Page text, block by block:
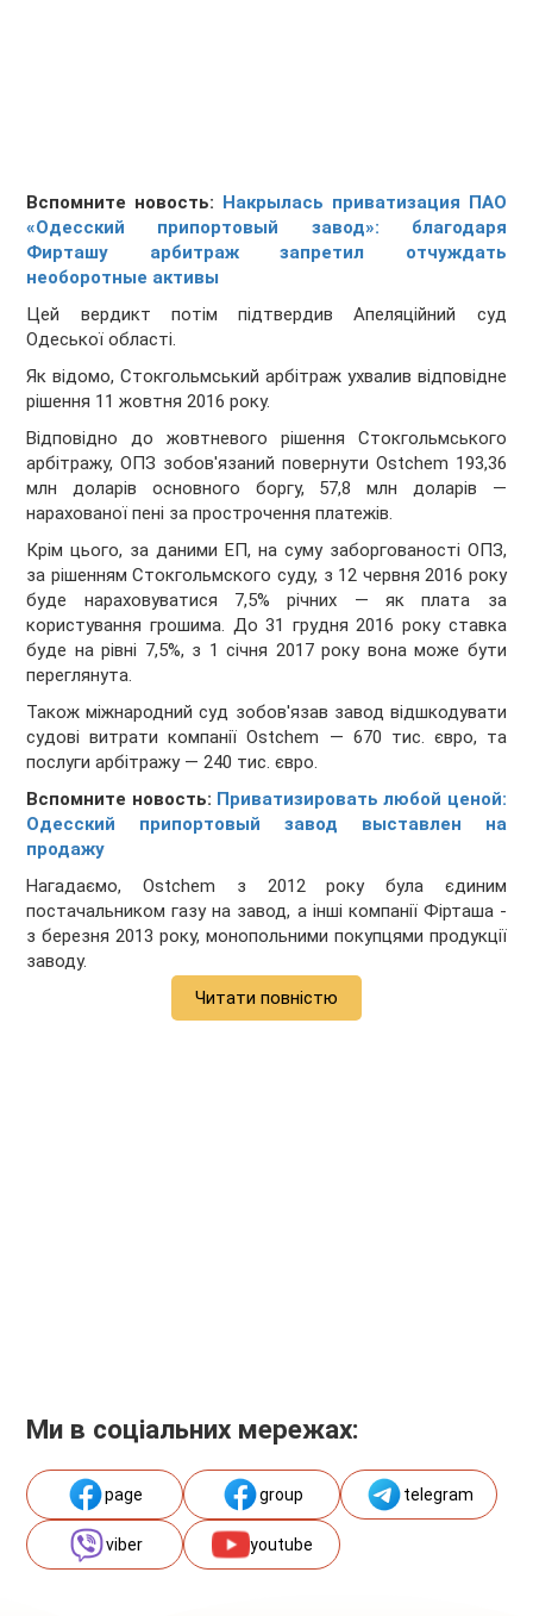
Вспомните новость: Накрылась приватизация ПАО
«Одесский припортовый завод»: благодаря
Фирташу арбитраж запретил отчуждать
необоротные активы
Цей вердикт потім підтвердив Апеляційний суд
Одеської області.
Як відомо, Стокгольмський арбітраж ухвалив відповідне
рішення 11 жовтня 2016 року.
Відповідно до жовтневого рішення Стокгольмського
арбітражу, ОПЗ зобов'язаний повернути Ostchem 193,36
млн доларів основного боргу, 57,8 млн доларів —
нарахованої пені за прострочення платежів.
Крім цього, за даними ЕП, на суму заборгованості ОПЗ,
за рішенням Стокгольмского суду, з 12 червня 2016 року
буде нараховуватися 7,5% річних — як плата за
користування грошима. До 31 грудня 2016 року ставка
буде на рівні 7,5%, з 1 січня 2017 року вона може бути
переглянута.
Також міжнародний суд зобов'язав завод відшкодувати
судові витрати компанії Ostchem — 670 тис. євро, та
послуги арбітражу — 240 тис. євро.
Вспомните новость: Приватизировать любой ценой:
Одесский припортовый завод выставлен на
продажу
Нагадаємо, Ostchem з 2012 року була єдиним
постачальником газу на завод, а інші компанії Фірташа -
з березня 2013 року, монопольними покупцями продукції
заводу.
Читати повністю
Ми в соціальних мережах:
page group telegram
viber youtube